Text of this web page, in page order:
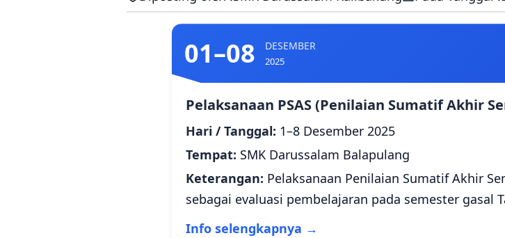
01–08 DESEMBER
2025
Pelaksanaan PSAS (Penilaian Sumatif Akhir
Hari / Tanggal: 1–8 Desember 2025
Tempat: SMK Darussalam Balapulang
Keterangan: Pelaksanaan Penilaian Sumatif Akhir
sebagai evaluasi pembelajaran pada semester gasal
Info selengkapnya →